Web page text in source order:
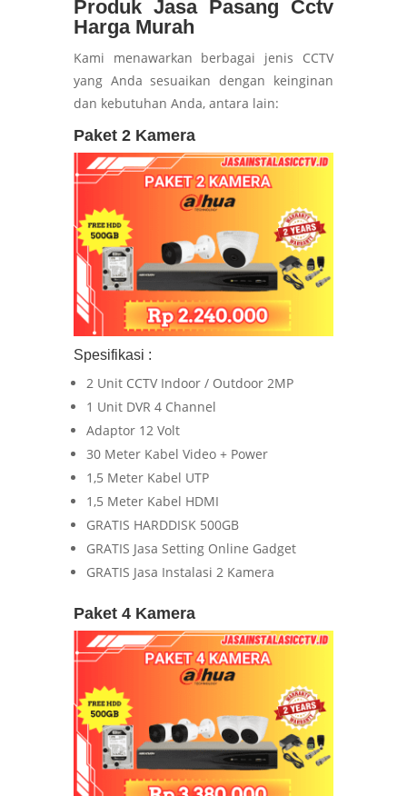
Produk Jasa Pasang Cctv
Harga Murah
Kami menawarkan berbagai jenis CCTV
yang Anda sesuaikan dengan keinginan
dan kebutuhan Anda, antara lain:
Paket 2 Kamera
Spesifikasi :
2 Unit CCTV Indoor / Outdoor 2MP
1 Unit DVR 4 Channel
Adaptor 12 Volt
30 Meter Kabel Video + Power
1,5 Meter Kabel UTP
1,5 Meter Kabel HDMI
GRATIS HARDDISK 500GB
GRATIS Jasa Setting Online Gadget
GRATIS Jasa Instalasi 2 Kamera
Paket 4 Kamera